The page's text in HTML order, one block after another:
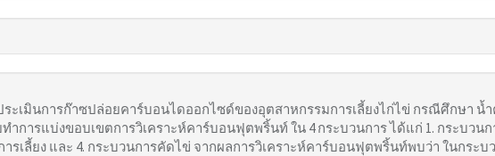
ะเมินการก๊าซปล่อยคาร์บอนไดออกไซด์ของอุตสาหกรรมการเลี้ยงไก่ไข่ กรณีศึกษา น้
ำการแบ่งขอบเขตการวิเคราะห์คาร์บอนฟุตพริ้นท์ ใน 4 กระบวนการ ได้แก่ 1. กระบวนก
ารเลี้ยง และ 4. กระบวนการคัดไข่ จากผลการวิเคราะห์คาร์บอนฟุตพริ้นท์พบว่า ในกระ